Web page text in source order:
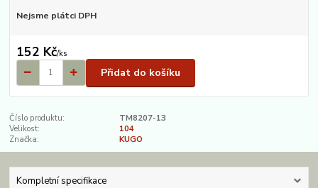
Nejsme plátci DPH
152 Kč/ks
Přidat do košíku
Číslo produktu:
TM8207-13
Velikost:
104
Značka:
KUGO
Kompletní specifikace